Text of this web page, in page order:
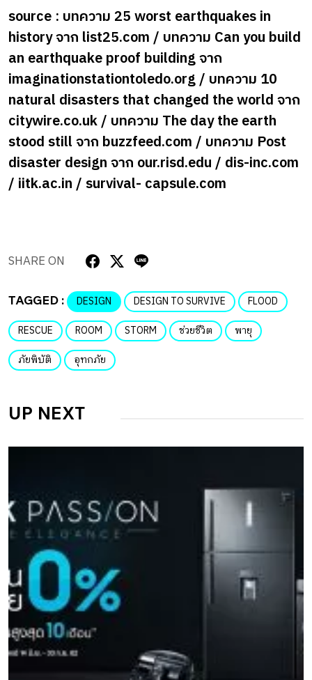
source : บทความ 25 worst earthquakes in
history จาก list25.com / บทความ Can you build
an earthquake proof building จาก
imaginationstationtoledo.org / บทความ 10
natural disasters that changed the world จาก
citywire.co.uk / บทความ The day the earth
stood still จาก buzzfeed.com / บทความ Post
disaster design จาก our.risd.edu / dis-inc.com
/ iitk.ac.in / survival- capsule.com
SHARE ON
TAGGED : DESIGN DESIGN TO SURVIVE
FLOOD
RESCUE
ROOM STORM ช่วยชีวิต
พายุ
ภัยพิบัติ
อุทกภัย
UP NEXT